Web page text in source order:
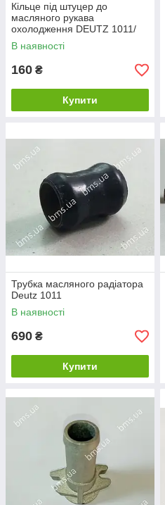
Кільце під штуцер до
масляного рукава
охолодження DEUTZ 1011/
2011
В наявності
160 ₴
Купити
Трубка масляного радіатора
Deutz 1011
В наявності
690 ₴
Купити